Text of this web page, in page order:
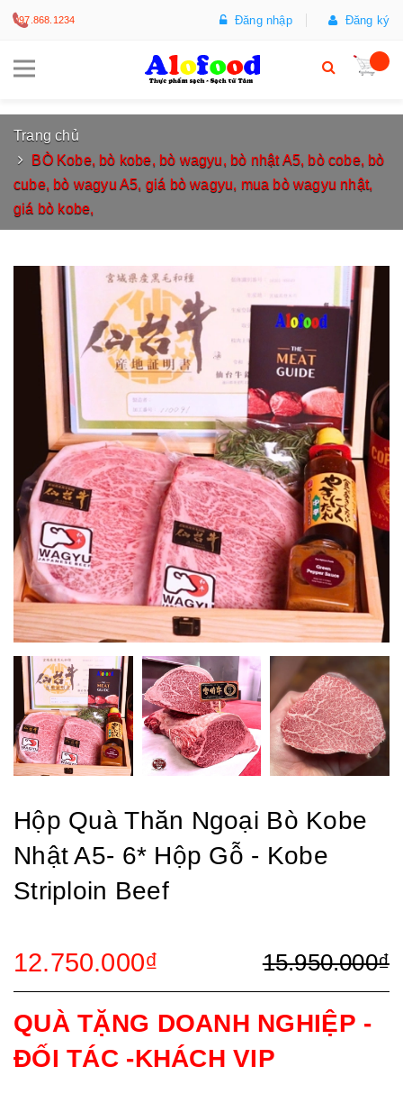
097.868.1234 Đăng nhập Đăng ký
Trang chủ
BÒ Kobe, bò kobe, bò wagyu, bò nhật A5, bò cobe, bò
cube, bò wagyu A5, giá bò wagyu, mua bò wagyu nhật,
giá bò kobe,
Hộp Quà Thăn Ngoại Bò Kobe
Nhật A5- 6* Hộp Gỗ - Kobe
Striploin Beef
12.750.000₫ 15.950.000₫
QUÀ TẶNG DOANH NGHIỆP -
ĐỐI TÁC -KHÁCH VIP